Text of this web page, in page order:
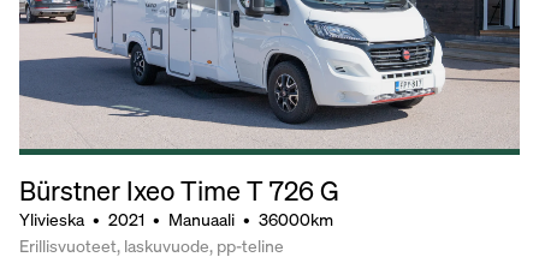
Bürstner Ixeo Time T 726 G
Ylivieska • 2021 • Manuaali • 36000km
Erillisvuoteet, laskuvuode, pp-teline